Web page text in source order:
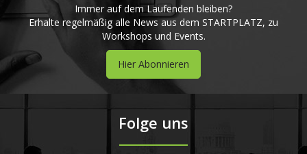
Immer auf dem Laufenden bleiben?
Erhalte regelmäßig alle News aus dem STARTPLATZ, zu
Workshops und Events.
Hier Abonnieren
Folge uns